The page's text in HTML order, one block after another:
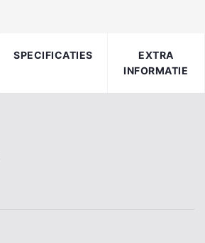
SPECIFICATIES
EXTRA
INFORMATIE